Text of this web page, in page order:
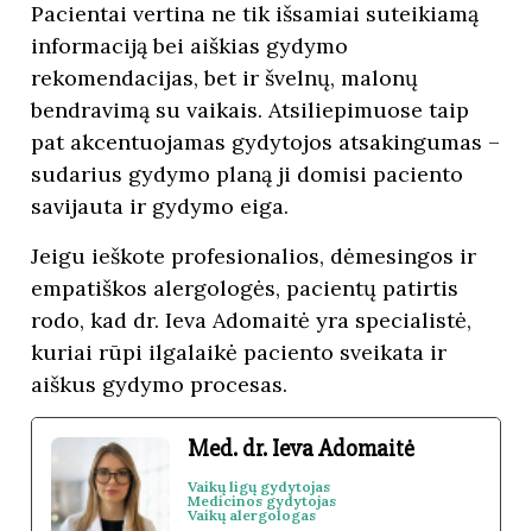
Pacientai vertina ne tik išsamiai suteikiamą
informaciją bei aiškias gydymo
rekomendacijas, bet ir švelnų, malonų
bendravimą su vaikais. Atsiliepimuose taip
pat akcentuojamas gydytojos atsakingumas –
sudarius gydymo planą ji domisi paciento
savijauta ir gydymo eiga.
Jeigu ieškote profesionalios, dėmesingos ir
empatiškos alergologės, pacientų patirtis
rodo, kad dr. Ieva Adomaitė yra specialistė,
kuriai rūpi ilgalaikė paciento sveikata ir
aiškus gydymo procesas.
Med. dr. Ieva Adomaitė
Vaikų ligų gydytojas
Medicinos gydytojas
Vaikų alergologas